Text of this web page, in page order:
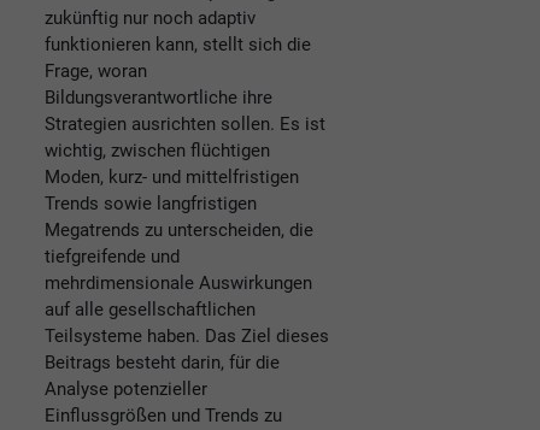
zukünftig nur noch adaptiv
funktionieren kann, stellt sich die
Frage, woran
Bildungsverantwortliche ihre
Strategien ausrichten sollen. Es ist
wichtig, zwischen flüchtigen
Moden, kurz- und mittelfristigen
Trends sowie langfristigen
Megatrends zu unterscheiden, die
tiefgreifende und
mehrdimensionale Auswirkungen
auf alle gesellschaftlichen
Teilsysteme haben. Das Ziel dieses
Beitrags besteht darin, für die
Analyse potenzieller
Einflussgrößen und Trends zu